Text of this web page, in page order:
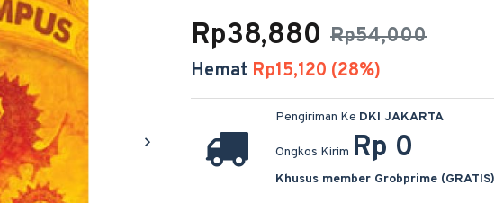
Rp54,000
Rp38,880
Hemat Rp15,120 (28%)
Pengiriman Ke DKI JAKARTA
Ongkos Kirim Rp 0
Khusus member Grobprime (GRATIS)